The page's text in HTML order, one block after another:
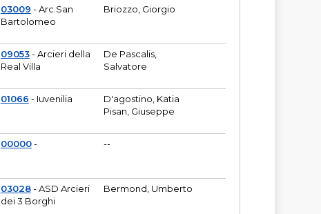
03009 - Arc.San
Bartolomeo
Briozzo, Giorgio
09053- Arcieri della
Real Villa
De Pascalis,
Salvatore
01066 - Iuvenilia
D'agostino, Katia
Pisan, Giuseppe
00000- --
03028- ASD Arcieri
dei 3 Borghi
Bermond, Umberto